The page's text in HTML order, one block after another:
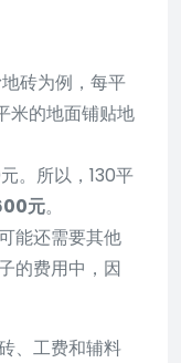
砖为例，每平
米的地面铺贴地
。所以，130平
元。
能还需要其他
的费用中，因
、工费和辅料